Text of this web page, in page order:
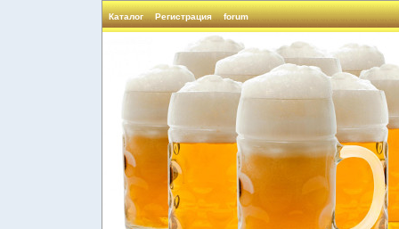
Каталог Регистрация forum